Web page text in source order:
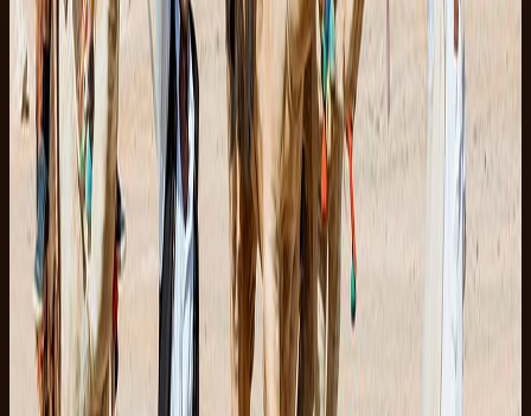
EUR 28
per voksen
EUR 18
per barn
DATO
fre. 7. aug. 2026
Afhentningstidspunkt
07:30 16:30
Voksne
Børn (7-17 år)
0